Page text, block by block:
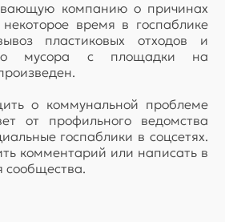
компанию о причинах
время в госпаблике
пластиковых отходов и
мусора с площадки на
о коммунальной проблеме
от профильного ведомства
госпаблики в соцсетях.
комментарий или написать в
сообщества.